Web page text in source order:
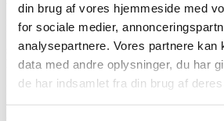
din brug af vores hjemmeside med
for sociale medier,
analysepartnere. Vores partnere kan
data med andre oplysninger, du har
de har indsamlet fra din brug af deres
Vi har allerede berørt en række af de
forbundet med at være medlem af Virksoms
Da du har fået en del oplysninger på kort
sikkert, at samtlige medlemsfordele har
hjernemasse.
Derfor kommer der herunder en
medlemsfordele for Virksom-medlemmer.